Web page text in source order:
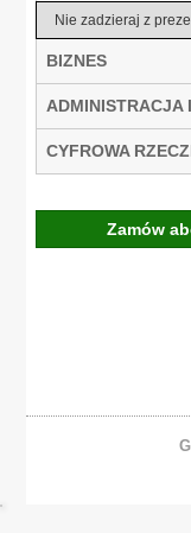
Nie zadzieraj z
BIZNES
ADMINISTRACJA
CYFROWA
Zamów